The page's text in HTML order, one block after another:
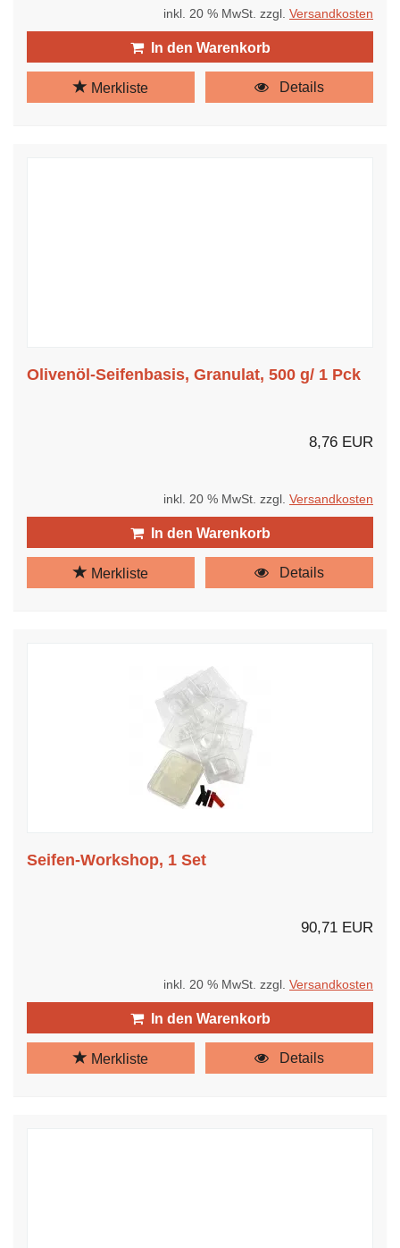
inkl. 20 % MwSt. zzgl. Versandkosten
In den Warenkorb
Merkliste Details
Olivenöl-Seifenbasis, Granulat, 500 g/ 1 Pck
8,76 EUR
inkl. 20 % MwSt. zzgl. Versandkosten
In den Warenkorb
Merkliste Details
Seifen-Workshop, 1 Set
90,71 EUR
inkl. 20 % MwSt. zzgl. Versandkosten
In den Warenkorb
Merkliste Details